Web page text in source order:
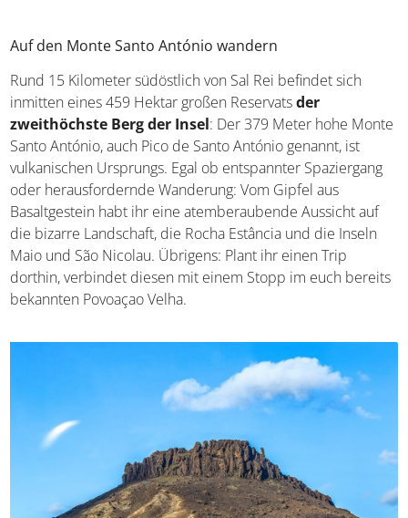
Auf den Monte Santo António wandern
Rund 15 Kilometer südöstlich von Sal Rei befindet sich
inmitten eines 459 Hektar großen Reservatsder
zweithöchste Berg der Insel: Der 379 Meter hohe Monte
Santo António, auch Pico de Santo António genannt, ist
vulkanischen Ursprungs. Egal ob entspannter Spaziergang
oder herausfordernde Wanderung: Vom Gipfel aus
Basaltgestein habt ihr eine atemberaubende Aussicht auf
die bizarre Landschaft, die Rocha Estância und die Inseln
Maio und São Nicolau. Übrigens: Plant ihr einen Trip
dorthin, verbindet diesen mit einem Stopp im euch bereits
bekannten Povoaçao Velha.